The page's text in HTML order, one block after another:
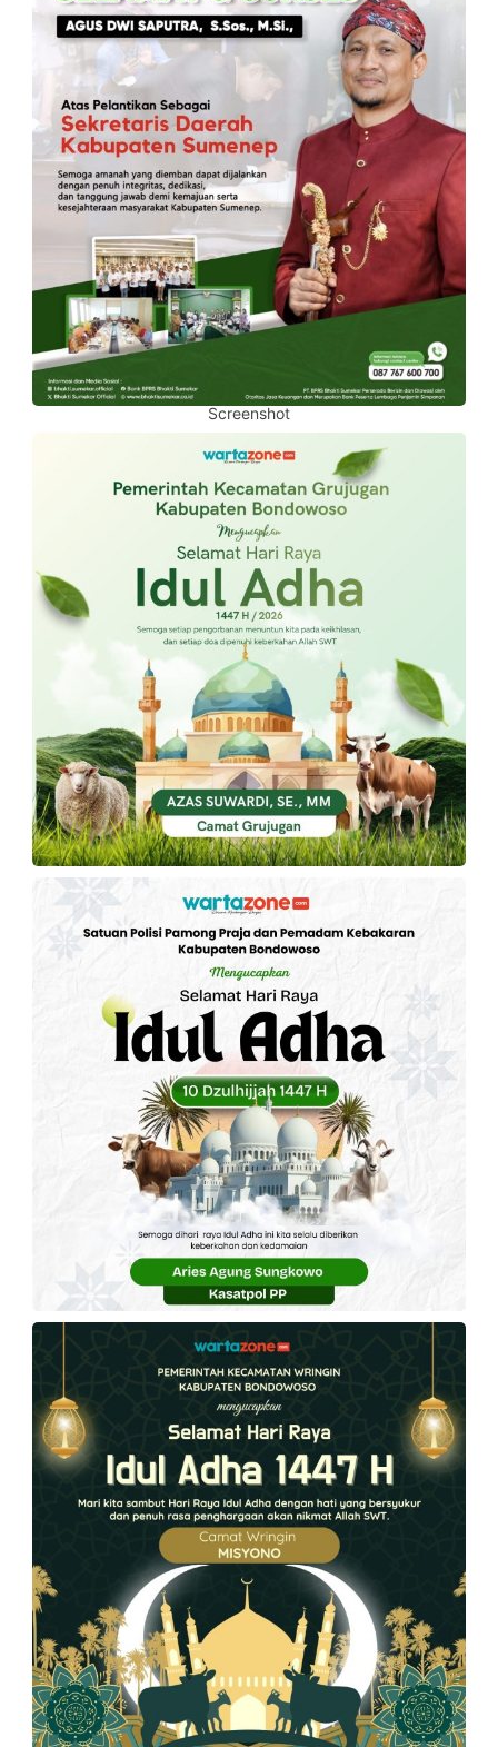
Screenshot